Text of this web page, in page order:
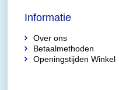
Informatie
Over ons
Betaalmethoden
Openingstijden Winkel